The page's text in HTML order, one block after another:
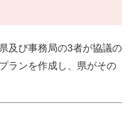
及び事務局の3者が協議の
ランを作成し、県がその